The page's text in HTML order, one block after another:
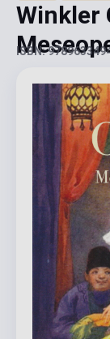
Winkler
ISBN: